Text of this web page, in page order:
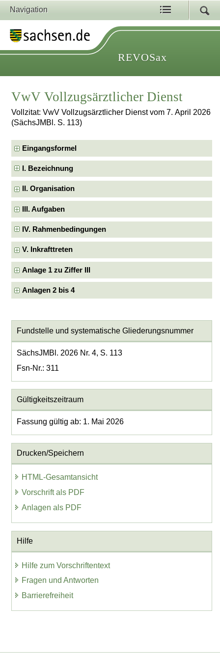
Navigation
REVOSax
VwV Vollzugsärztlicher Dienst
Vollzitat: VwV Vollzugsärztlicher Dienst vom 7. April 2026
(SächsJMBl. S. 113)
Eingangsformel
I. Bezeichnung
II. Organisation
III. Aufgaben
IV. Rahmenbedingungen
V. Inkrafttreten
Anlage 1 zu Ziffer III
Anlagen 2 bis 4
Fundstelle und systematische Gliederungsnummer
SächsJMBl. 2026 Nr. 4, S. 113
Fsn-Nr.: 311
Gültigkeitszeitraum
Fassung gültig ab: 1. Mai 2026
Drucken/Speichern
HTML-Gesamtansicht
Vorschrift als PDF
Anlagen als PDF
Hilfe
Hilfe zum Vorschriftentext
Fragen und Antworten
Barrierefreiheit